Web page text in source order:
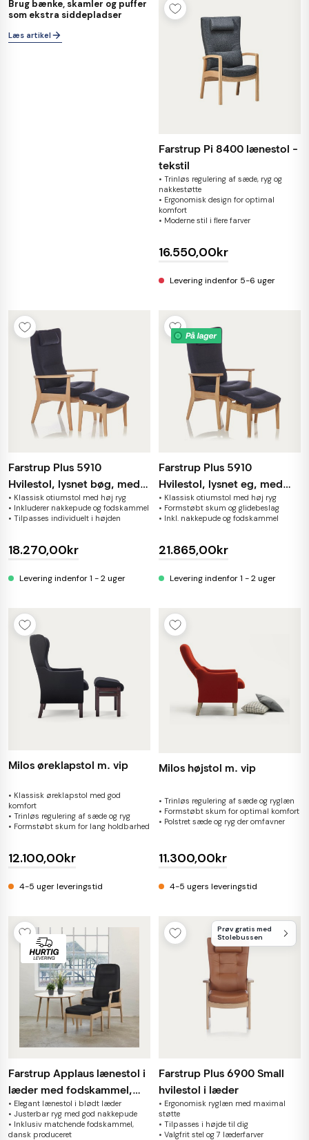
BLOG
Brug bænke, skamler og puffer
som ekstra siddepladser
Læs artikel
Farstrup Pi 8400 lænestol -
tekstil
• Trinløs regulering af sæde, ryg og
nakkestøtte
• Ergonomisk design for optimal
komfort
• Moderne stil i flere farver
16.550,00kr
Levering indenfor 5-6 uger
Farstrup Plus 5910
Hvilestol, lysnet bøg, med
skammel
• Klassisk otiumstol med høj ryg
• Inkluderer nakkepude og fodskammel
• Tilpasses individuelt i højden
18.270,00kr
Levering indenfor 1 - 2 uger
Farstrup Plus 5910
Hvilestol, lysnet eg, med
skammel
• Klassisk otiumstol med høj ryg
• Formstøbt skum og glidebeslag
• Inkl. nakkepude og fodskammel
21.865,00kr
Levering indenfor 1 - 2 uger
Milos øreklapstol m. vip
• Klassisk øreklapstol med god
komfort
• Trinløs regulering af sæde og ryg
• Formstøbt skum for lang holdbarhed
12.100,00kr
4-5 uger leveringstid
Milos højstol m. vip
• Trinløs regulering af sæde og ryglæn
• Formstøbt skum for optimal komfort
• Polstret sæde og ryg der omfavner
11.300,00kr
4-5 ugers leveringstid
Farstrup Applaus lænestol i
læder med fodskammel,
sætpris
• Elegant lænestol i blødt læder
• Justerbar ryg med god nakkepude
• Inklusiv matchende fodskammel,
dansk produceret
Prøv gratis med
Stolebussen
Farstrup Plus 6900 Small
hvilestol i læder
• Ergonomisk ryglæn med maximal
støtte
• Tilpasses i højde til dig
• Valgfrit stel og 7 læderfarver